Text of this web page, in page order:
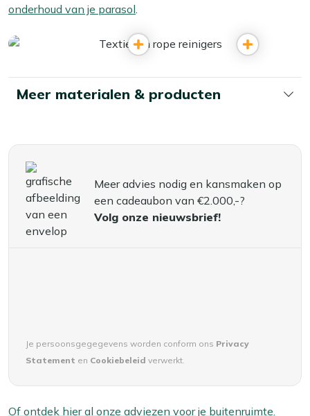
onderhoud van je parasol.
Meer materialen & producten
Meer advies nodig en kansmaken op
een cadeaubon van €2.000,-?
Volg onze nieuwsbrief!
Je persoonsgegegevens worden conform ons Privacy
Statement en Cookiebeleid verwerkt.
Of ontdek hier al onze adviezen voor je buitenruimte.